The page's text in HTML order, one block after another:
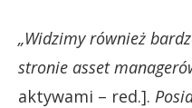
„Widzimy również
stronie asset
aktywami – red.].